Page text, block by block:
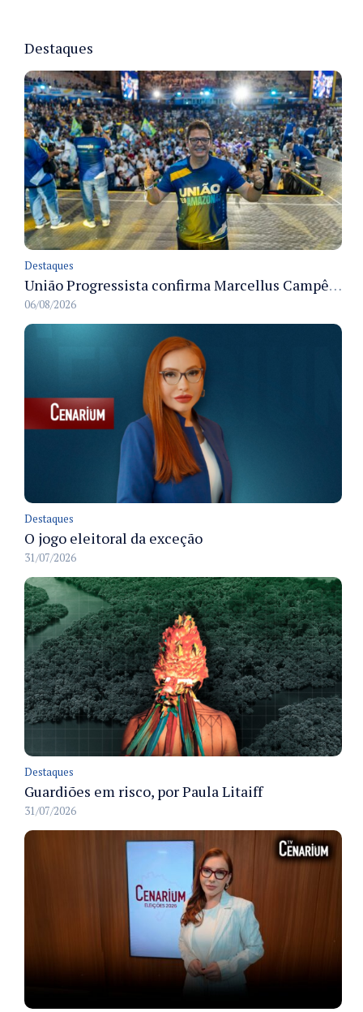
Destaques
Destaques
União Progressista confirma Marcellus Campêlo como candidato a deputado estadual
06/08/2026
Destaques
O jogo eleitoral da exceção
31/07/2026
Destaques
Guardiões em risco, por Paula Litaiff
31/07/2026